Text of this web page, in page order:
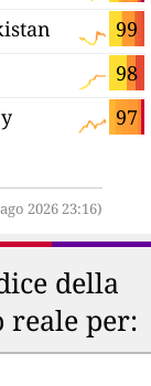
99
98
97
2026 23:16)
della
per: